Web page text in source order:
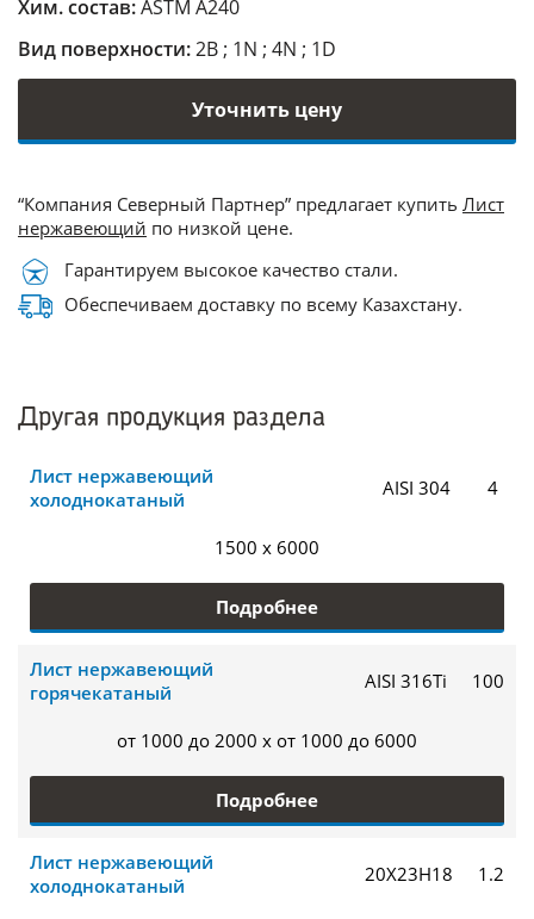
Хим. состав:ASTM A240
Вид поверхности:2B ; 1N ; 4N ; 1D
Уточнить цену
“Компания Северный Партнер” предлагает купить Лист
нержавеющий по низкой цене.
Гарантируем высокое качество стали.
Обеспечиваем доставку по всему Казахстану.
Другая продукция раздела
Лист нержавеющий
холоднокатаный
AISI 304 4
1500 x 6000
Подробнее
Лист нержавеющий
горячекатаный
AISI 316Ti 100
от 1000 до 2000 x от 1000 до 6000
Подробнее
Лист нержавеющий
холоднокатаный
20Х23Н18 1.2